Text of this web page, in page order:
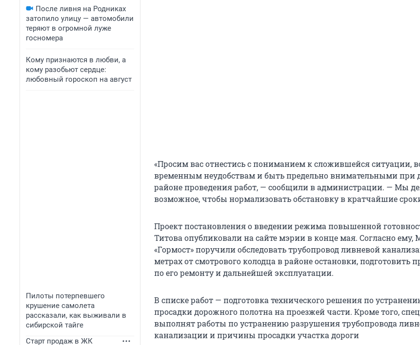
После ливня на Родниках
затопило улицу — автомобили
теряют в огромной луже
госномера
Кому признаются в любви, а
кому разобьют сердце:
любовный гороскоп на август
Пилоты потерпевшего
крушение самолета
рассказали, как выживали в
сибирской тайге
Старт продаж в ЖК
«Просим вас отнестись с пониманием к сложившейся ситуации,
временным неудобствам и быть предельно внимательными при
районе проведения работ, — сообщили в администрации. — Мы
возможное, чтобы нормализовать обстановку в кратчайшие
Проект постановления о введении режима повышенной
Титова опубликовали на сайте мэрии в конце мая. Согласно ему,
«Гормост» поручили обследовать трубопровод ливневой
метрах от смотрового колодца в районе остановки, подготовить
по его ремонту и дальнейшей эксплуатации.
В списке работ — подготовка технического решения по
просадки дорожного полотна на проезжей части. Кроме того,
выполнят работы по устранению разрушения трубопровода
канализации и причины просадки участка дороги